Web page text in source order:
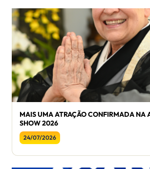
MAIS UMA ATRAÇÃO CONFIRMADA NA
SHOW 2026
24/07/2026